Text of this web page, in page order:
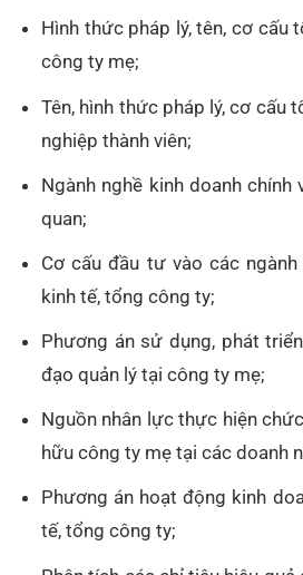
Hình thức pháp lý, tên, cơ cấu
công ty mẹ;
Tên, hình thức pháp lý, cơ cấu
nghiệp thành viên;
Ngành nghề kinh doanh chính
quan;
Cơ cấu đầu tư vào các
kinh tế, tổng công ty;
Phương án sử dụng, phát
đạo quản lý tại công ty mẹ;
Nguồn nhân lực thực hiện
hữu công ty mẹ tại các doanh
Phương án hoạt động kinh
tế, tổng công ty;